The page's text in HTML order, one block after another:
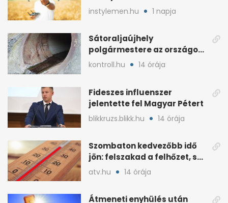
fejlesztésként indult
instylemen.hu 1 napja
Sátoraljaújhely
polgármestere az országos
hír miatt támadt
kontroll.hu 14 órája
Fideszes influenszer
jelentette fel Magyar Pétert
blikkruzs.blikk.hu 14 órája
Szombaton kedvezőbb idő
jön: felszakad a felhőzet, sok
napsütéssel
atv.hu 14 órája
Átmeneti enyhülés után